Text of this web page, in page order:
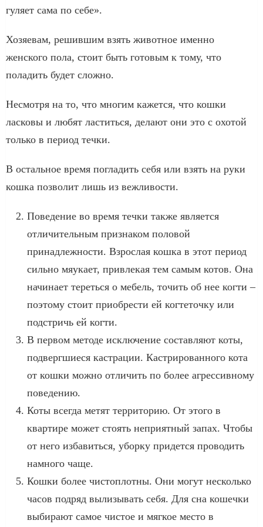
гуляет сама по себе».
Хозяевам, решившим взять животное именно
женского пола, стоит быть готовым к тому, что
поладить будет сложно.
Несмотря на то, что многим кажется, что кошки
ласковы и любят ластиться, делают они это с охотой
только в период течки.
В остальное время погладить себя или взять на руки
кошка позволит лишь из вежливости.
Поведение во время течки также является
отличительным признаком половой
принадлежности. Взрослая кошка в этот период
сильно мяукает, привлекая тем самым котов. Она
начинает тереться о мебель, точить об нее когти –
поэтому стоит приобрести ей когтеточку или
подстричь ей когти.
В первом методе исключение составляют коты,
подвергшиеся кастрации. Кастрированного кота
от кошки можно отличить по более агрессивному
поведению.
Коты всегда метят территорию. От этого в
квартире может стоять неприятный запах. Чтобы
от него избавиться, уборку придется проводить
намного чаще.
Кошки более чистоплотны. Они могут несколько
часов подряд вылизывать себя. Для сна кошечки
выбирают самое чистое и мягкое место в